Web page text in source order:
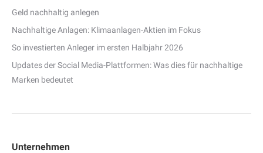
Geld nachhaltig anlegen
Nachhaltige Anlagen: Klimaanlagen-Aktien im Fokus
So investierten Anleger im ersten Halbjahr 2026
Updates der Social Media-Plattformen: Was dies für nachhaltige
Marken bedeutet
Unternehmen